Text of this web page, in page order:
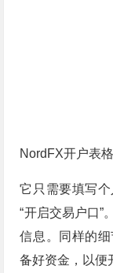
NordFX开户表格
它只需要填写
“开启交易户口”
信息。同样的
备好资金，以便